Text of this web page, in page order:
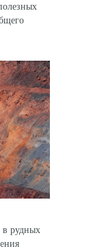
в рудных